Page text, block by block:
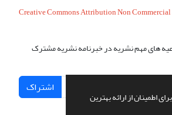
اطمینان از ارائه بهترین
Creative Commons Attribution Non
های مهم نشریه در خبرنامه نشریه مشترک
اشتراک